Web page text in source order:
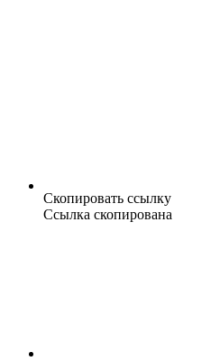
Скопировать ссылку
Ссылка скопирована